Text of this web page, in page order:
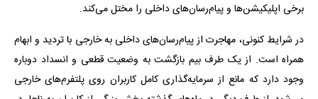
برخی اپلیکیشن‌ها و پیام‌رسان‌های داخلی را مختل می‌کند.
در شرایط کنونی، مهاجرت از پیام‌رسان‌های داخلی به خارجی با تردید و ابهام
همراه است. از یک طرف بیم بازگشت به وضعیت قطعی و انسداد دوباره
وجود دارد که مانع از سرمایه‌گذاری کامل کاربران روی پلتفرم‌های خارجی